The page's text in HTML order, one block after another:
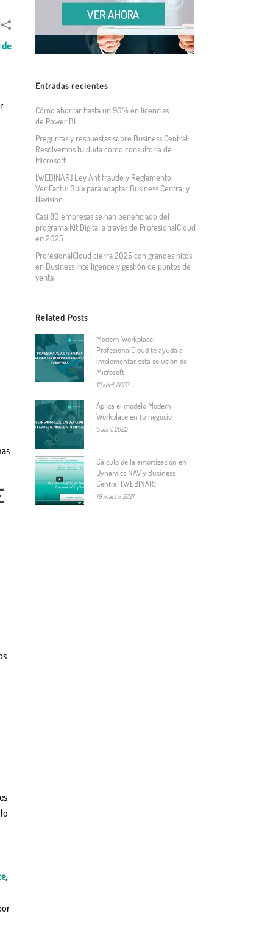
de
,
Entradas recientes
Cómo ahorrar hasta un 90% en licencias
de Power BI
Preguntas y respuestas sobre Business Central:
Resolvemos tu duda como consultoría de
Microsoft
[WEBINAR] Ley Antifraude y Reglamento
VeriFactu: Guía para adaptar Business Central y
Navision
Casi 80 empresas se han beneficiado del
programa Kit Digital a través de ProfesionalCloud
en 2025
ProfesionalCloud cierra 2025 con grandes hitos
en Business Intelligence y gestión de puntos de
venta
Related Posts
Modern Workplace:
ProfesionalCloud te ayuda a
implementar esta solución de
Microsoft
12 abril, 2022
Aplica el modelo Modern
Workplace en tu negocio
5 abril, 2022
Cálculo de la amortización en
Dynamics NAV y Business
Central [WEBINAR]
19 marzo, 2021